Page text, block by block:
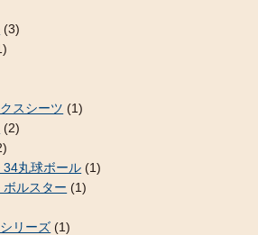
(3)
スシーツ (1)
(2)
丸球ボール (1)
ルスター (1)
リーズ (1)